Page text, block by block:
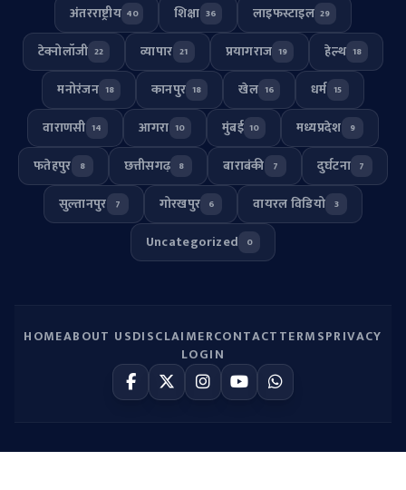
अंतरराष्ट्रीय 40 शिक्षा 36 लाइफस्टाइल 29
टेक्नोलॉजी 22 व्यापार 21 प्रयागराज 19 हेल्थ 18
मनोरंजन 18 कानपुर 18 खेल 16 धर्म 15
वाराणसी 14 आगरा 10 मुंबई 10 मध्यप्रदेश 9
फतेहपुर 8 छत्तीसगढ़ 8 बाराबंकी 7 दुर्घटना 7
सुल्तानपुर 7 गोरखपुर 6 वायरल विडियो 3
Uncategorized 0
HOMEABOUT USDISCLAIMERCONTACTTERMSPRIVACY
LOGIN